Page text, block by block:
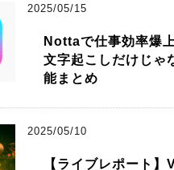
2025/05/15
Nottaで仕事効率爆
文字起こしだけじゃ
能まとめ
2025/05/10
【ライブレポート】